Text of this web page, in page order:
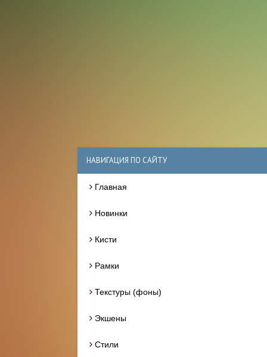
НАВИГАЦИЯ ПО САЙТУ
Главная
Новинки
Кисти
Рамки
Текстуры (фоны)
Экшены
Стили